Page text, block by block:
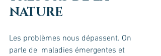
NATURE
Les problèmes nous dépassent. On
parle de  maladies émergentes et